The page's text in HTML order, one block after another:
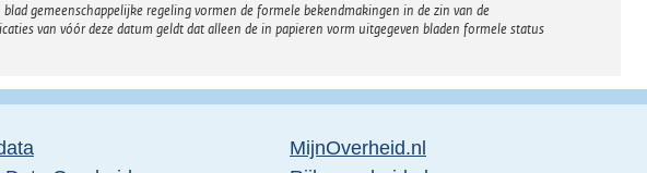
gemeenschappelijke regeling vormen de formele bekendmakingen in de zin van de
van vóór deze datum geldt dat alleen de in papieren vorm uitgegeven bladen formele status
MijnOverheid.nl